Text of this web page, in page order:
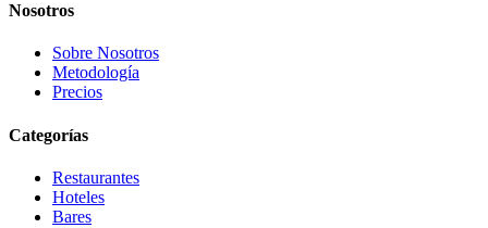
Nosotros
Sobre Nosotros
Metodología
Precios
Categorías
Restaurantes
Hoteles
Bares